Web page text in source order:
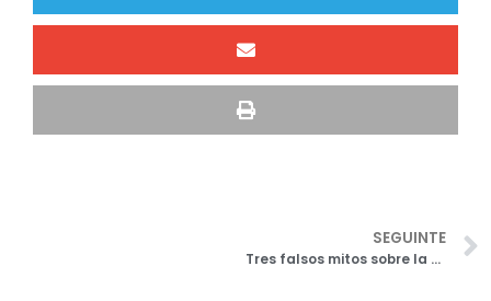
SEGUINTE
Tres falsos mitos sobre la carne roja